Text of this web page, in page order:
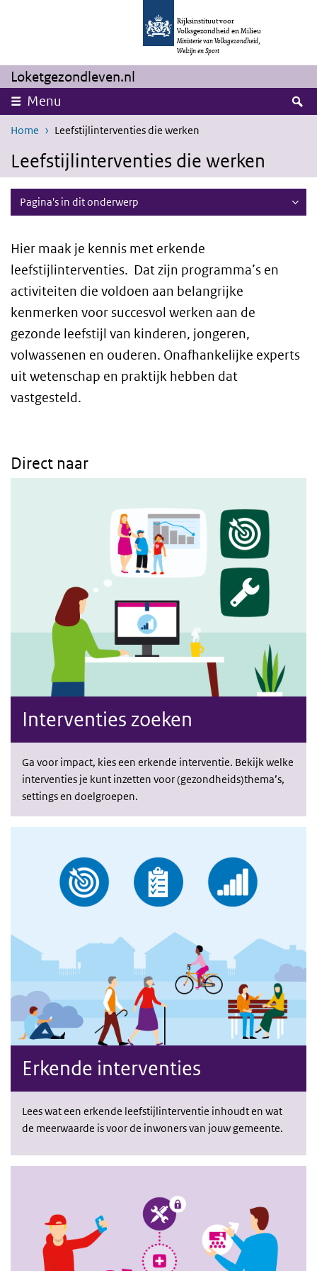
Overslaan en naar de inhoud gaan
Rijksinstituut voor
Volksgezondheid en Milieu
Ministerie van Volksgezondheid,
Welzijn en Sport
Loketgezondleven.nl
Menu
Home Leefstijlinterventies die werken
Leefstijlinterventies die werken
Pagina's in dit onderwerp
Hier maak je kennis met erkende
leefstijlinterventies. Dat zijn programma’s en
activiteiten die voldoen aan belangrijke
kenmerken voor succesvol werken aan de
gezonde leefstijl van kinderen, jongeren,
volwassenen en ouderen. Onafhankelijke experts
uit wetenschap en praktijk hebben dat
vastgesteld.
Direct naar
Interventies zoeken
Ga voor impact, kies een erkende interventie. Bekijk welke
interventies je kunt inzetten voor (gezondheids)thema’s,
settings en doelgroepen.
Erkende interventies
Lees wat een erkende leefstijlinterventie inhoudt en wat
de meerwaarde is voor de inwoners van jouw gemeente.